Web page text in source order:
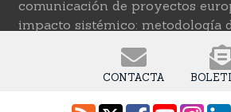
comunicación de proyectos
impacto sistémico: metodología
Cambio transformativa'
Cursos
ciencias sociales' (2ª edición)
CONTACTA